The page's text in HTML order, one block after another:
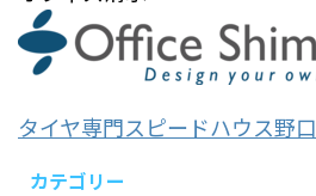
タイヤ専門スピードハウス野口
カテゴリー